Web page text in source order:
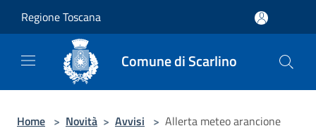
Regione Toscana
Comune di Scarlino
Home > Novità > Avvisi > Allerta meteo arancione